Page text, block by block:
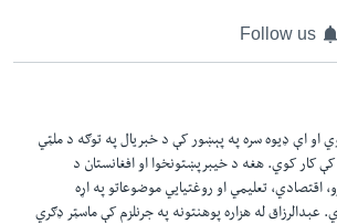
Follow us
او اې ډیوه سره په پېښور کې د خبریال په توګه د ملټي
کې کار کوي. هغه د خیبرپښتونخوا او افغانستان د
اقتصادي، تعلیمي او روغتیايي موضوعاتو په اړه
عبدالرزاق له هزاره پوهنتونه په جرنلزم کې ماسټر ډګري